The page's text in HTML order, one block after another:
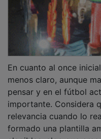
menos claro, aunque
pensar y en el fútbol
importante. Considera
relevancia cuando lo
formado una plantilla
elegibles, algo que